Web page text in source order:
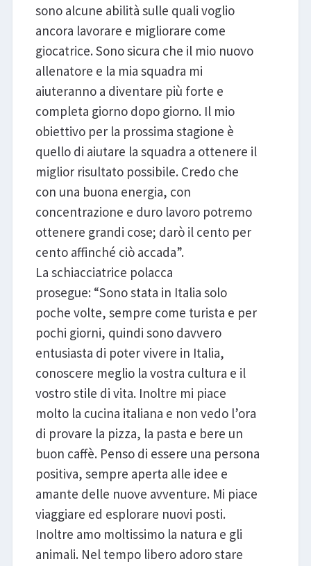
sono alcune abilità sulle quali voglio
ancora lavorare e migliorare come
giocatrice. Sono sicura che il mio nuovo
allenatore e la mia squadra mi
aiuteranno a diventare più forte e
completa giorno dopo giorno. Il mio
obiettivo per la prossima stagione è
quello di aiutare la squadra a ottenere il
miglior risultato possibile. Credo che
con una buona energia, con
concentrazione e duro lavoro potremo
ottenere grandi cose; darò il cento per
cento affinché ciò accada”.
La schiacciatrice polacca
prosegue: “Sono stata in Italia solo
poche volte, sempre come turista e per
pochi giorni, quindi sono davvero
entusiasta di poter vivere in Italia,
conoscere meglio la vostra cultura e il
vostro stile di vita. Inoltre mi piace
molto la cucina italiana e non vedo l’ora
di provare la pizza, la pasta e bere un
buon caffè. Penso di essere una persona
positiva, sempre aperta alle idee e
amante delle nuove avventure. Mi piace
viaggiare ed esplorare nuovi posti.
Inoltre amo moltissimo la natura e gli
animali. Nel tempo libero adoro stare